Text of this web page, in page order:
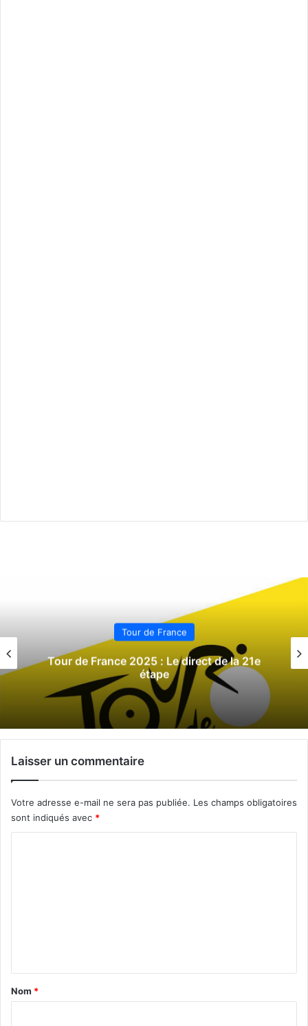
Tour de France
Tour de France 2025 : Le direct de la 21e
étape
Laisser un commentaire
Votre adresse e-mail ne sera pas publiée. Les champs obligatoires
sont indiqués avec *
a
Nom *